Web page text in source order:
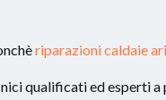
riparazioni caldaie
qualificati ed esperti a